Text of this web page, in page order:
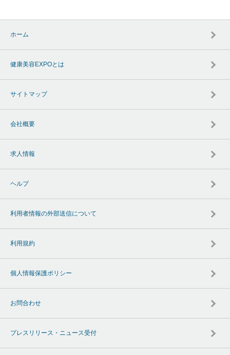
ホーム
健康美容EXPOとは
サイトマップ
会社概要
求人情報
ヘルプ
利用者情報の外部送信について
利用規約
個人情報保護ポリシー
お問合わせ
プレスリリース・ニュース受付